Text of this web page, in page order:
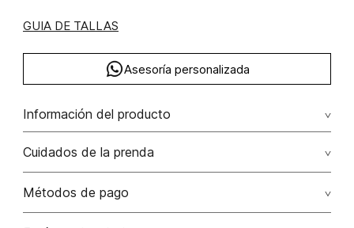
GUIA DE TALLAS
Asesoría personalizada
Información del producto
Viscosa 99% poliéster 1% 99.00% viscosa/viscose1.00%
poliéster/polyester
Cuidados de la prenda
Lavado a máquina máximo a 30°c / centrifugar / secar
Métodos de pago